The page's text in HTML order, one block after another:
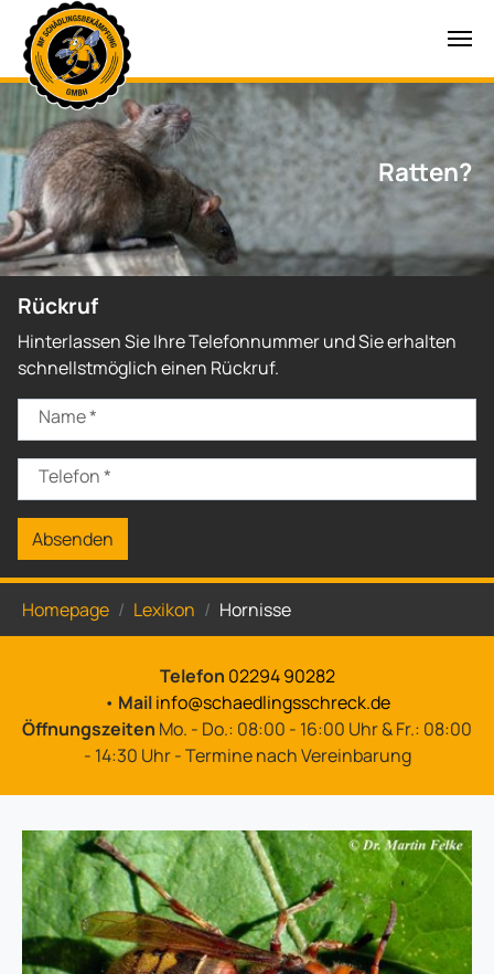
Zum Hauptinhalt springen
Ratten?
Wespen?
Rückruf
Hinterlassen Sie Ihre Telefonnummer und Sie erhalten
schnellstmöglich einen Rückruf.
Name*
Telefon*
Absenden
Homepage Lexikon Hornisse
Telefon 02294 90282
• Mailinfo@schaedlingsschreck.de
Öffnungszeiten Mo. - Do.: 08:00 - 16:00 Uhr & Fr.: 08:00
- 14:30 Uhr - Termine nach Vereinbarung